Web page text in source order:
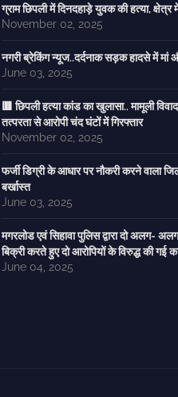
ग्राम छिपली में दिनदहाड़े युवक की हत्या,
November 02, 2025
नगरी ब्रेकिंग न्यूज..दर्दनाक सड़क हादसे में मां
June 03, 2025
🟥 छिपली हत्या कांड का खुलासा.. मामूली
तत्परता से आरोपी चंद घंटों में गिरफ्तार
November 02, 2025
फर्जी डिग्री के आधार पर नौकरी करने वाला
बर्खास्त
June 03, 2025
मगरलोड एवं सिहावा पुलिस द्वारा दो अलग-
बिक्री करते हुए दो आरोपियों के विरुद्ध की गई
June 04, 2025